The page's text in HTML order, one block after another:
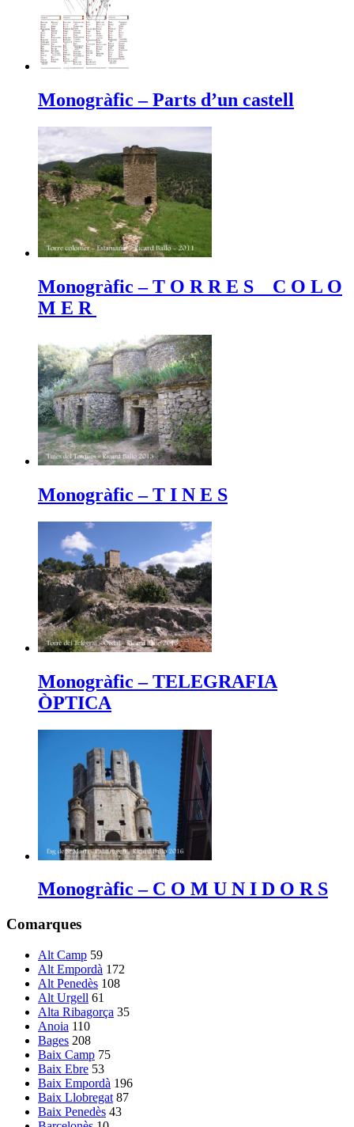
Monogràfic – Parts d’un castell
Monogràfic – T O R R E S C O L O
M E R
Monogràfic – T I N E S
Monogràfic – TELEGRAFIA
ÒPTICA
Monogràfic – C O M U N I D O R S
Comarques
Alt Camp 59
Alt Empordà 172
Alt Penedès 108
Alt Urgell 61
Alta Ribagorça 35
Anoia 110
Bages 208
Baix Camp 75
Baix Ebre 53
Baix Empordà 196
Baix Llobregat 87
Baix Penedès 43